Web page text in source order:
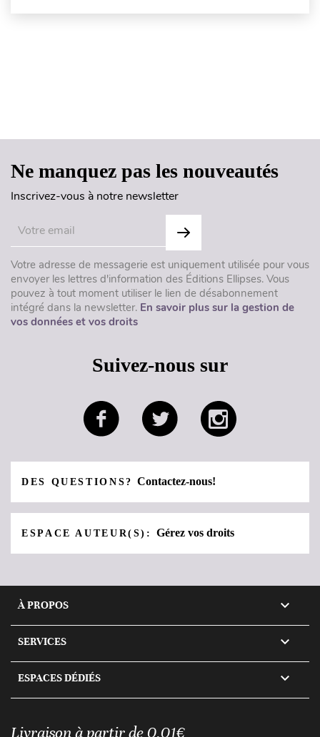
Ne manquez pas les nouveautés
Inscrivez-vous à notre newsletter
Votre adresse de messagerie est uniquement utilisée pour vous
envoyer les lettres d'information des Éditions Ellipses. Vous
pouvez à tout moment utiliser le lien de désabonnement
intégré dans la newsletter. En savoir plus sur la gestion de
vos données et vos droits
Suivez-nous sur
DES QUESTIONS?Contactez-nous!
ESPACE AUTEUR(S):Gérez vos droits
À PROPOS 
SERVICES 
ESPACES DÉDIÉS 
Livraison à partir de 0,01€